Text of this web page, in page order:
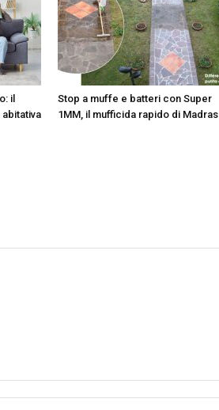
il
Stop a muffe e batteri con Super
1MM, il mufficida rapido di Madras